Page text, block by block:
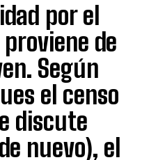
por el
de
Según
el censo
discute
nuevo), el